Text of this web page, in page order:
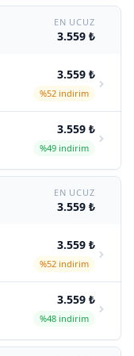
EN UCUZ
3.559 ₺
3.559 ₺
%52 indirim
3.559 ₺
%49 indirim
EN UCUZ
3.559 ₺
3.559 ₺
%52 indirim
3.559 ₺
%48 indirim